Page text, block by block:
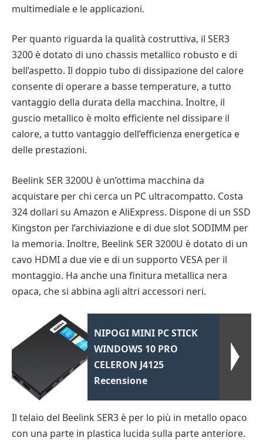
multimediale e le applicazioni.
Per quanto riguarda la qualità costruttiva, il SER3
3200 è dotato di uno chassis metallico robusto e di
bell’aspetto. Il doppio tubo di dissipazione del calore
consente di operare a basse temperature, a tutto
vantaggio della durata della macchina. Inoltre, il
guscio metallico è molto efficiente nel dissipare il
calore, a tutto vantaggio dell’efficienza energetica e
delle prestazioni.
Beelink SER 3200U è un’ottima macchina da
acquistare per chi cerca un PC ultracompatto. Costa
324 dollari su Amazon e AliExpress. Dispone di un SSD
Kingston per l’archiviazione e di due slot SODIMM per
la memoria. Inoltre, Beelink SER 3200U è dotato di un
cavo HDMI a due vie e di un supporto VESA per il
montaggio. Ha anche una finitura metallica nera
opaca, che si abbina agli altri accessori neri.
NIPOGI MINI PC STICK
WINDOWS 10 PRO
CELERON J4125
Recensione
Il telaio del Beelink SER3 è per lo più in metallo opaco
con una parte in plastica lucida sulla parte anteriore.